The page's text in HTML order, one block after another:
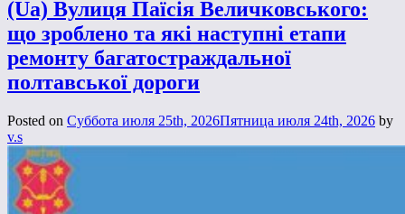
(Ua) Вулиця Паїсія Величковського:
що зроблено та які наступні етапи
ремонту багатостраждальної
полтавської дороги
Posted on Суббота июля 25th, 2026Пятница июля 24th, 2026 by
v.s